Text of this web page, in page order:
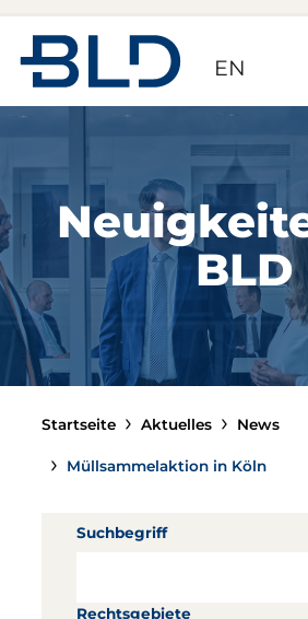
EN
BLD
Startseite Aktuelles News
Müllsammelaktion in Köln
Suchbegriff
Rechtsgebiete